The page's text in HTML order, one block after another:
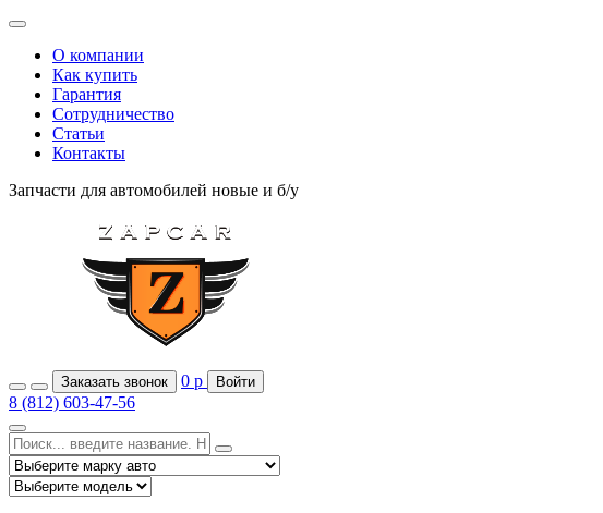
О компании
Как купить
Гарантия
Сотрудничество
Статьи
Контакты
Запчасти для автомобилей новые и б/у
Заказать звонок 0 р Войти
8 (812) 603-47-56